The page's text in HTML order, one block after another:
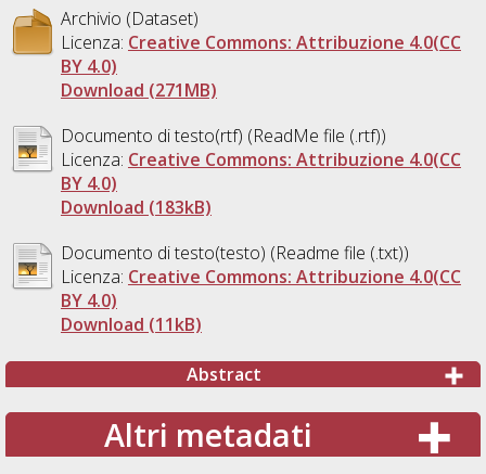
Archivio (Dataset)
Licenza: Creative Commons: Attribuzione 4.0(CC
BY 4.0)
Download (271MB)
Documento di testo(rtf) (ReadMe file (.rtf))
Licenza: Creative Commons: Attribuzione 4.0(CC
BY 4.0)
Download (183kB)
Documento di testo(testo) (Readme file (.txt))
Licenza: Creative Commons: Attribuzione 4.0(CC
BY 4.0)
Download (11kB)
Abstract
Altri metadati